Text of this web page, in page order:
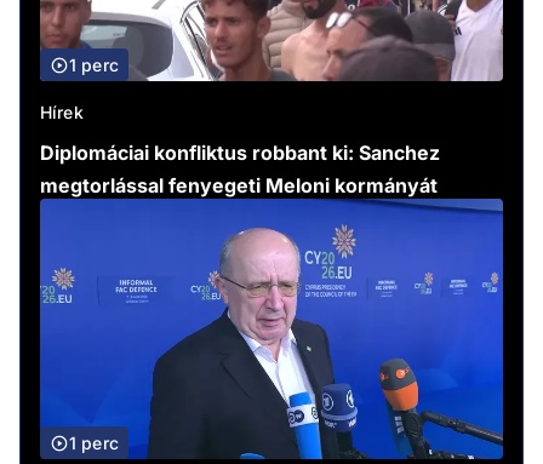
1 perc
Hírek
Diplomáciai konfliktus robbant ki: Sanchez
megtorlással fenyegeti Meloni kormányát
1 perc